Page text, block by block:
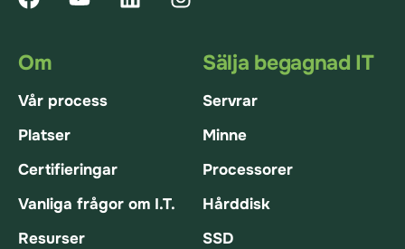
Om
Vår process
Platser
Certifieringar
Vanliga frågor om I.T.
Resurser
Sälja begagnad IT
Servrar
Minne
Processorer
Hårddisk
SSD